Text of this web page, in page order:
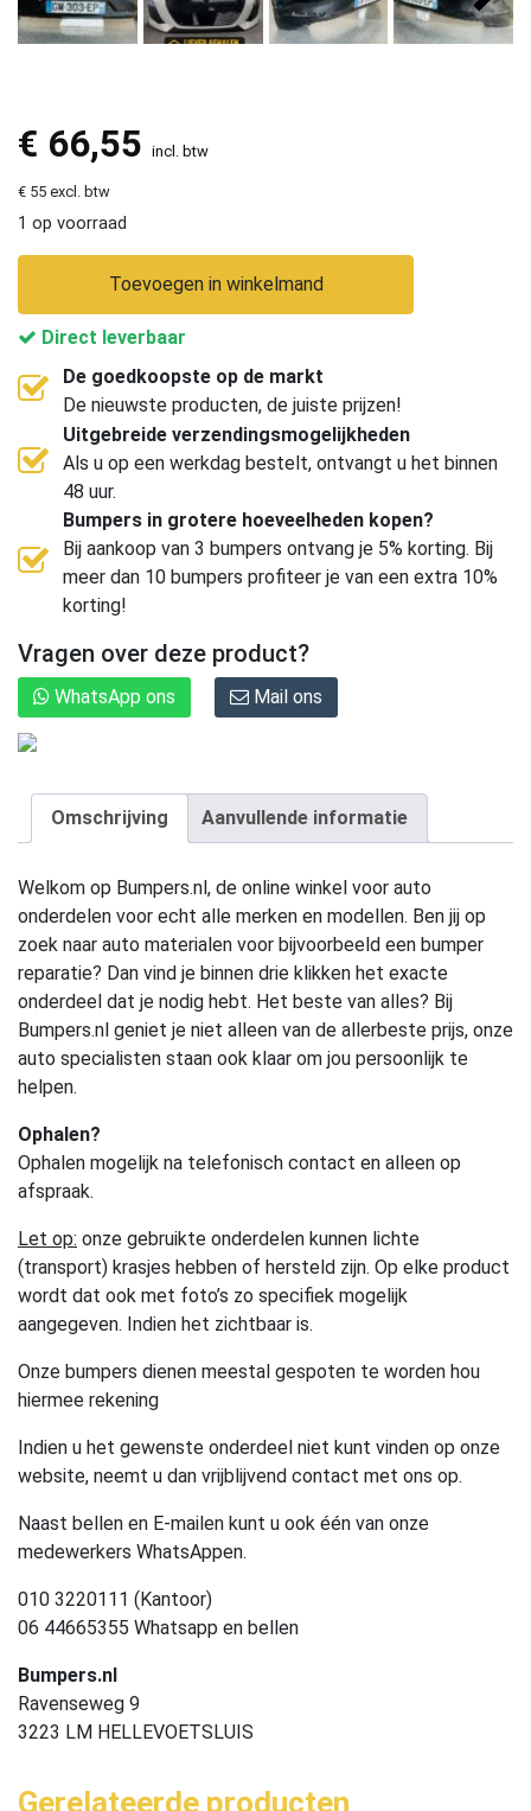
€ 66,55 incl. btw
€ 55 excl. btw
1 op voorraad
Toevoegen in winkelmand
Direct leverbaar
De goedkoopste op de markt
De nieuwste producten, de juiste prijzen!
Uitgebreide verzendingsmogelijkheden
Als u op een werkdag bestelt, ontvangt u het binnen
48 uur.
Bumpers in grotere hoeveelheden kopen?
Bij aankoop van 3 bumpers ontvang je 5% korting. Bij
meer dan 10 bumpers profiteer je van een extra 10%
korting!
Vragen over deze product?
WhatsApp ons Mail ons
Omschrijving Aanvullende informatie
Welkom op Bumpers.nl, de online winkel voor auto
onderdelen voor echt alle merken en modellen. Ben jij op
zoek naar auto materialen voor bijvoorbeeld een bumper
reparatie? Dan vind je binnen drie klikken het exacte
onderdeel dat je nodig hebt. Het beste van alles? Bij
Bumpers.nl geniet je niet alleen van de allerbeste prijs, onze
auto specialisten staan ook klaar om jou persoonlijk te
helpen.
Ophalen?
Ophalen mogelijk na telefonisch contact en alleen op
afspraak.
Let op: onze gebruikte onderdelen kunnen lichte
(transport) krasjes hebben of hersteld zijn. Op elke product
wordt dat ook met foto’s zo specifiek mogelijk
aangegeven. Indien het zichtbaar is.
Onze bumpers dienen meestal gespoten te worden hou
hiermee rekening
Indien u het gewenste onderdeel niet kunt vinden op onze
website, neemt u dan vrijblijvend contact met ons op.
Naast bellen en E-mailen kunt u ook één van onze
medewerkers WhatsAppen.
010 3220111 (Kantoor)
06 44665355 Whatsapp en bellen
Bumpers.nl
Ravenseweg 9
3223 LM HELLEVOETSLUIS
Gerelateerde producten